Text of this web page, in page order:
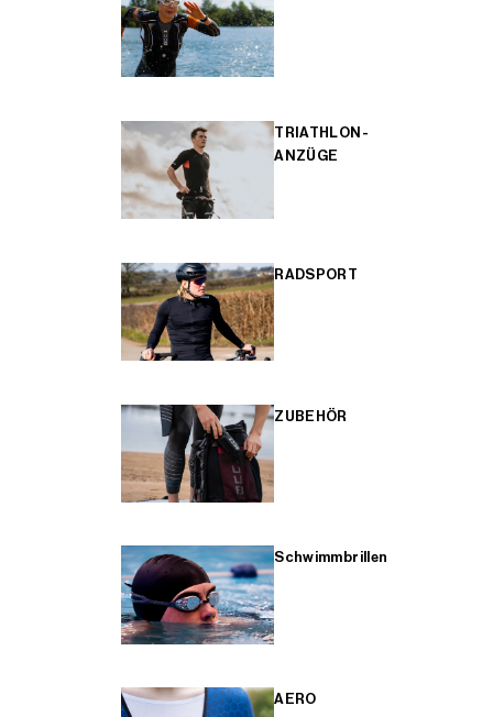
TRIATHLON-
ANZÜGE
RADSPORT
ZUBEHÖR
Schwimmbrillen
AERO